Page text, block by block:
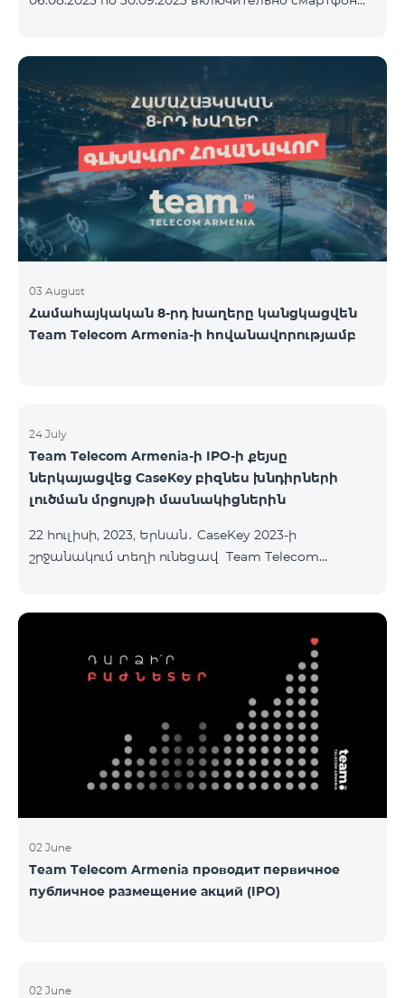
Light и специальным тарифным планом TeamTok -
1-й месяц бесплатно. Смартфон также можно
приобрести в кредит, начиная с 1250 драмов в
месяц. К ежемесячной плате добавляются
банковские платежи. Условия тарифного плана
ниже. Предоплатный тарифный план Teamtok.
Ежемесячная плата: 2500 драм 250 минут на сети
РА
03 August
Համահայկական 8-րդ խաղերը կանցկացվեն
Team Telecom Armenia-ի հովանավորությամբ
24 July
Team Telecom Armenia-ի IPO-ի քեյսը
ներկայացվեց CaseKey բիզնես խնդիրների
լուծման մրցույթի մասնակիցներին
22 հուլիսի, 2023, Երևան․ CaseKey 2023-ի
շրջանակում տեղի ունեցավ Team Telecom
երիտասարդներ ծանոթացան առաջնային
հրապարակային տեղաբաշխման բոլոր
մանրամասներին ու թիմերին տրամադրվեց
ընկերության զարգացման ռազմավարական
խնդիրը։ Լուծումներ առաջարկելու համար թիմերն
ունենալու են ընդամենը 72 ժամ։ Հաջողություն
մաղթելով մրցույթի մասնակիցներին Team
Telecom Armenia-ի գլխավոր տնօրեն Հայկ
Եսայանը նշեց, որ
02 June
Team Telecom Armenia проводит первичное
публичное размещение акций (IPO)
02 June